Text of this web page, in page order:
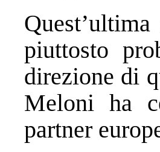
piuttosto
direzione di
Meloni ha
partner